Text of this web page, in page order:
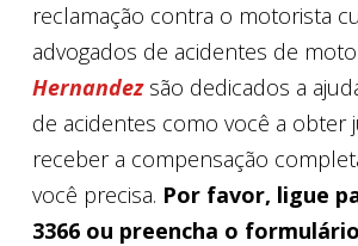
reclamação contra o motorista
advogados de acidentes de moto
Hernandezsão dedicados a
de acidentes como você a obter
receber a compensação
você precisa. Por favor, ligue
3366 ou preencha o